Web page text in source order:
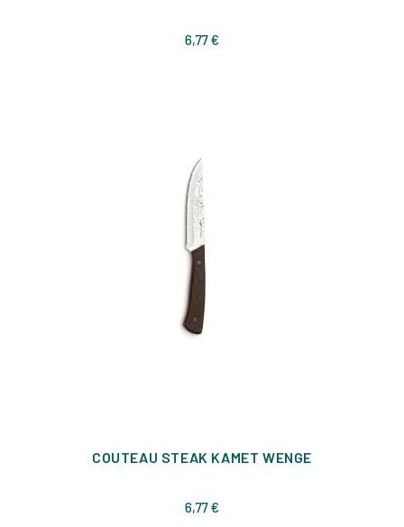
6,77 €
COUTEAU STEAK KAMET WENGE
6,77 €